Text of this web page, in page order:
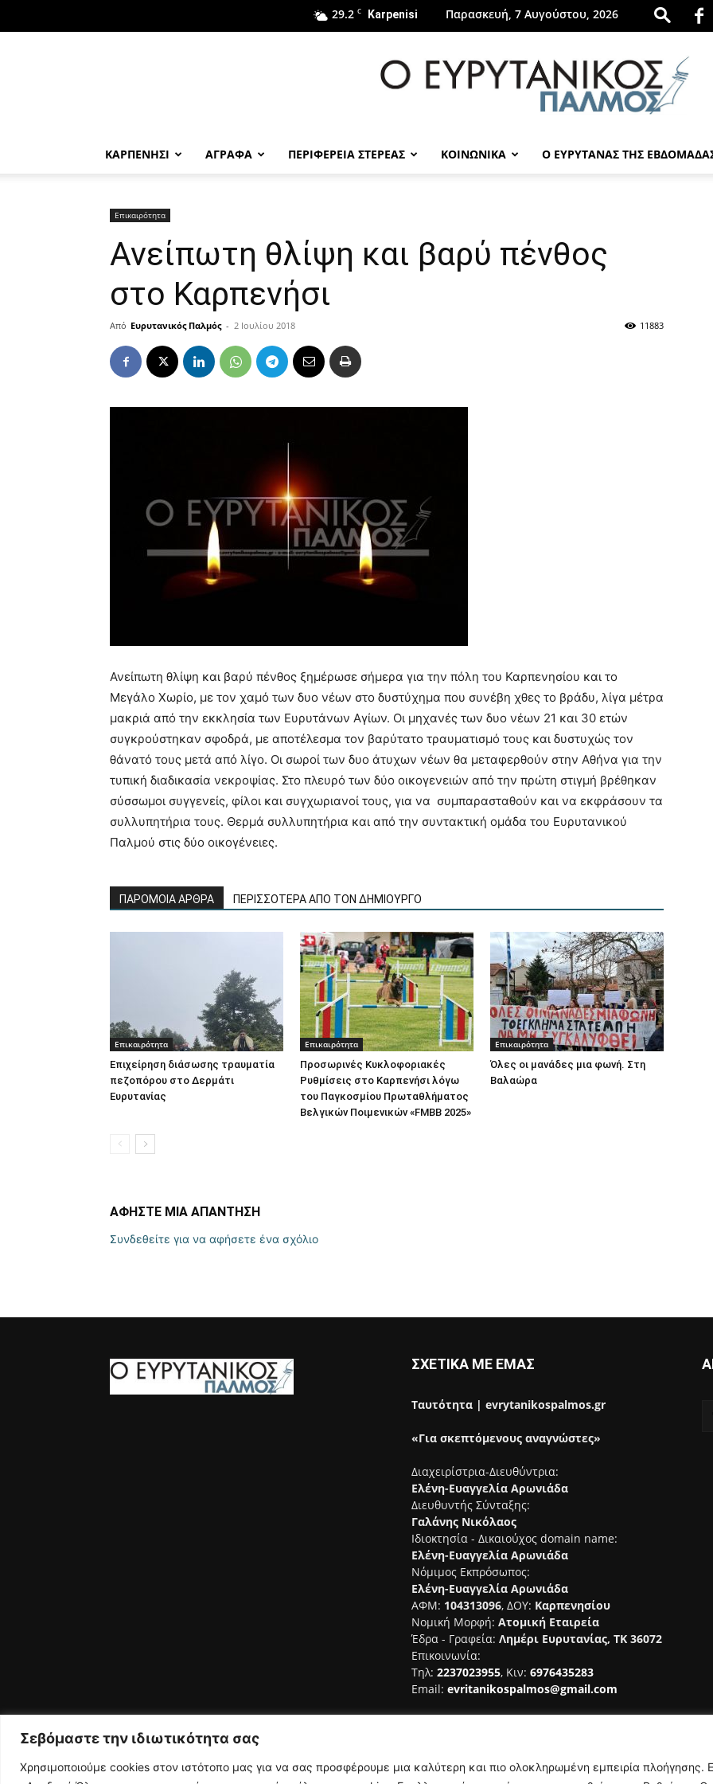
Σεβόμαστε την ιδιωτικότητα σας
Χρησιμοποιούμε cookies στον ιστότοπο μας για να σας προσφέρουμε μια καλύτερη και πιο ολοκληρωμένη εμπειρία πλοήγησης.
29.2 C Karpenisi Παρασκευή, 7 Αυγούστου, 2026
ΚΑΡΠΕΝΗΣΙ ΑΓΡΑΦΑ ΠΕΡΙΦΕΡΕΙΑ ΣΤΕΡΕΑΣ ΚΟΙΝΩΝΙΚΑ Ο ΕΥΡΥΤΑΝΑΣ ΤΗΣ
Επικαιρότητα
Ανείπωτη θλίψη και βαρύ πένθος
στο Καρπενήσι
Από Ευρυτανικός Παλμός - 2 Ιουλίου 2018 11883
Ανείπωτη θλίψη και βαρύ πένθος ξημέρωσε σήμερα για την πόλη του Καρπενησίου και το
Μεγάλο Χωρίο, με τον χαμό των δυο νέων στο δυστύχημα που συνέβη χθες το βράδυ, λίγα μέτρα
μακριά από την εκκλησία των Ευρυτάνων Αγίων. Οι μηχανές των δυο νέων 21 και 30 ετών
συγκρούστηκαν σφοδρά, με αποτέλεσμα τον βαρύτατο τραυματισμό τους και δυστυχώς τον
θάνατό τους μετά από λίγο. Οι σωροί των δυο άτυχων νέων θα μεταφερθούν στην Αθήνα για την
τυπική διαδικασία νεκροψίας. Στο πλευρό των δύο οικογενειών από την πρώτη στιγμή βρέθηκαν
σύσσωμοι συγγενείς, φίλοι και συγχωριανοί τους, για να συμπαρασταθούν και να εκφράσουν τα
συλλυπητήρια τους. Θερμά συλλυπητήρια και από την συντακτική ομάδα του Ευρυτανικού
Παλμού στις δύο οικογένειες.
ΠΑΡΟΜΟΙΑ ΑΡΘΡΑ ΠΕΡΙΣΣΟΤΕΡΑ ΑΠΟ ΤΟΝ ΔΗΜΙΟΥΡΓΟ
Επικαιρότητα
Επιχείρηση διάσωσης τραυματία
πεζοπόρου στο Δερμάτι
Ευρυτανίας
Επικαιρότητα
Προσωρινές Κυκλοφοριακές
Ρυθμίσεις στο Καρπενήσι λόγω
του Παγκοσμίου Πρωταθλήματος
Βελγικών Ποιμενικών «FMBB 2025»
Επικαιρότητα
Όλες οι μανάδες μια φωνή. Στη
Βαλαώρα
ΑΦΗΣΤΕ ΜΙΑ ΑΠΑΝΤΗΣΗ
Συνδεθείτε για να αφήσετε ένα σχόλιο
ΣΧΕΤΙΚΑ ΜΕ ΕΜΑΣ
Ταυτότητα | evrytanikospalmos.gr
«Για σκεπτόμενους αναγνώστες»
Διαχειρίστρια-Διευθύντρια:
Ελένη-Ευαγγελία Αρωνιάδα
Διευθυντής Σύνταξης:
Γαλάνης Νικόλαος
Ιδιοκτησία - Δικαιούχος domain name:
Ελένη-Ευαγγελία Αρωνιάδα
Νόμιμος Εκπρόσωπος:
Ελένη-Ευαγγελία Αρωνιάδα
ΑΦΜ: 104313096, ΔΟΥ: Καρπενησίου
Νομική Μορφή: Ατομική Εταιρεία
Έδρα - Γραφεία: Λημέρι Ευρυτανίας, ΤΚ 36072
Επικοινωνία:
Τηλ: 2237023955, Κιν: 6976435283
Email: evritanikospalmos@gmail.com